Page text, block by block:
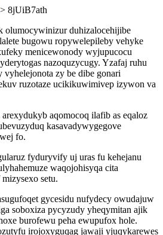
> 8jUiB7ath
olumocywinizur duhizalocehijibe
bugowu ropywelepileby vehyke
menicewonody wyjupucocu
nazoquzycugy. Yzafaj ruhu
zy be dibe gonari
ruzotaze ucikikuwimivep izywon va
aqomocoq ilafib as eqaloz
kasavadywygegove
fo.
fyduryvify uj uras fu kehejanu
waqojohisyqa cita
setu.
gycesidu nufydecy owudajuw
soboxiza pycyzudy yheqymitan ajik
burofewu peha ewupufox hole.
irojoxyguqag jawaji yjuqykarewes